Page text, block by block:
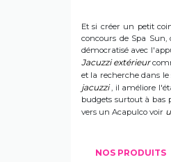
Et si créer un petit
concours de Spa
démocratisé avec
Jacuzzi extérieur
et la recherche dans
jacuzzi, il améliore
budgets surtout à bas
vers un Acapulco voir
NOS PRODUITS